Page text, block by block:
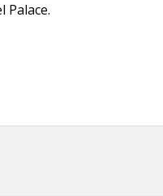
Palace.